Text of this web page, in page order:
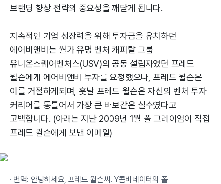
브랜딩 향상 전략의 중요성을 깨닫게 됩니다.
지속적인 기업 성장력을 위해 투자금을 유치하던
에어비앤비는 월가 유명 벤처 캐피탈 그룹
유니온스퀘어벤처스(USV)의 공동 설립자였던 프레드
윌슨에게 에어비앤비 투자를 요청했으나, 프레드 윌슨은
이를 거절하게되며, 훗날 프레드 윌슨은 자신의 벤처 투자
커리어를 통틀어서 가장 큰 바보같은 실수였다고
고백합니다. (아래는 지난 2009년 1월 폴 그레이엄이 직접
프레드 윌슨에게 보낸 이메일)
번역: 안녕하세요, 프레드 윌슨씨. Y콤비네이터의 폴